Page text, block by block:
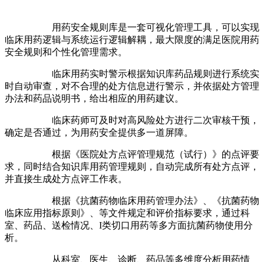
用药安全规则库是一套可视化管理工具，可以实现
临床用药逻辑与系统运行逻辑解耦，最大限度的满足医院用药
安全规则和个性化管理需求。
临床用药实时警示根据知识库药品规则进行系统实
时自动审查，对不合理的处方信息进行警示，并依据处方管理
办法和药品说明书，给出相应的用药建议。
临床药师可及时对高风险处方进行二次审核干预，
确定是否通过，为用药安全提供多一道屏障。
根据《医院处方点评管理规范（试行）》的点评要
求，同时结合知识库用药管理规则，自动完成所有处方点评，
并直接生成处方点评工作表。
根据《抗菌药物临床用药管理办法》、《抗菌药物
临床应用指标原则》、等文件规定和评价指标要求，通过科
室、药品、送检情况、I类切口用药等多方面抗菌药物使用分
析。
从科室、医生、诊断、药品等多维度分析用药情